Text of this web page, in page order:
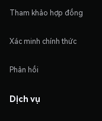
Tham khảo hợp đồng
Xác minh chính thức
Phản hồi
Dịch vụ